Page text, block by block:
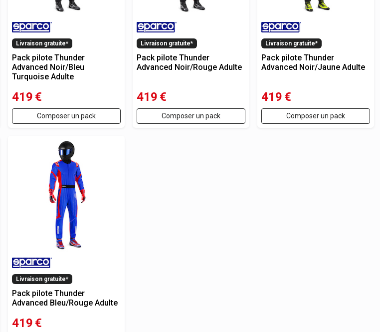
Livraison gratuite*
Pack pilote Thunder
Advanced Noir/Bleu
Turquoise Adulte
419 €
Composer un pack
Livraison gratuite*
Pack pilote Thunder
Advanced Noir/Rouge Adulte
419 €
Composer un pack
Livraison gratuite*
Pack pilote Thunder
Advanced Noir/Jaune Adulte
419 €
Composer un pack
Livraison gratuite*
Pack pilote Thunder
Advanced Bleu/Rouge Adulte
419 €